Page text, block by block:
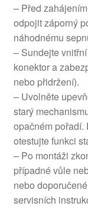
– Před
odpojit záporný
náhodnému
– Sundejte
konektor a
nebo přidržení).
– Uvolněte
starý
opačném pořadí.
otestujte funkci
– Po montáži
případné vůle
nebo
servisních